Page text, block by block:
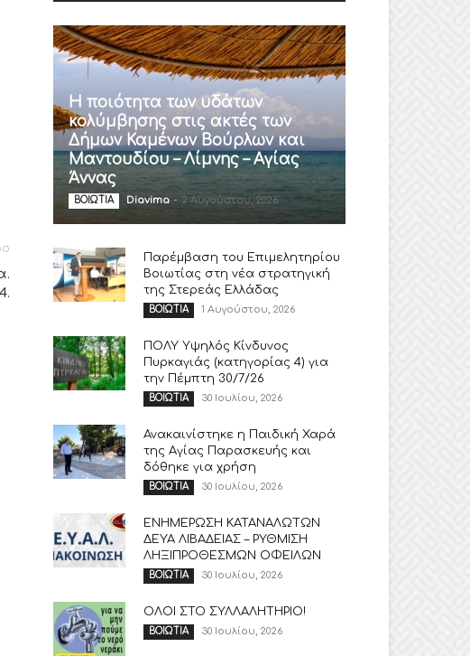
Η ποιότητα των υδάτων
κολύμβησης στις ακτές των
Δήμων Καμένων Βούρλων και
Μαντουδίου – Λίμνης – Αγίας
Άννας
ΒΟΙΩΤΙΑ Diavima - 2 Αυγούστου, 2026
Παρέμβαση του Επιμελητηρίου
Βοιωτίας στη νέα στρατηγική
της Στερεάς Ελλάδας
ΒΟΙΩΤΙΑ 1 Αυγούστου, 2026
ΠΟΛΥ Υψηλός Κίνδυνος
Πυρκαγιάς (κατηγορίας 4) για
την Πέμπτη 30/7/26
ΒΟΙΩΤΙΑ 30 Ιουλίου, 2026
Ανακαινίστηκε η Παιδική Χαρά
της Αγίας Παρασκευής και
δόθηκε για χρήση
ΒΟΙΩΤΙΑ 30 Ιουλίου, 2026
ΕΝΗΜΕΡΩΣΗ ΚΑΤΑΝΑΛΩΤΩΝ
ΔΕΥΑ ΛΙΒΑΔΕΙΑΣ – ΡΥΘΜΙΣΗ
ΛΗΞΙΠΡΟΘΕΣΜΩΝ ΟΦΕΙΛΩΝ
ΒΟΙΩΤΙΑ 30 Ιουλίου, 2026
ΟΛΟΙ ΣΤΟ ΣΥΛΛΑΛΗΤΗΡΙΟ!
ΒΟΙΩΤΙΑ 30 Ιουλίου, 2026